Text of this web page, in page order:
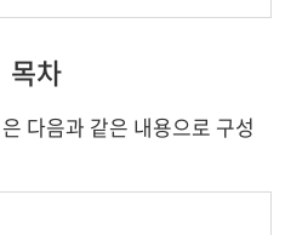
목차
다음과 같은 내용으로 구성